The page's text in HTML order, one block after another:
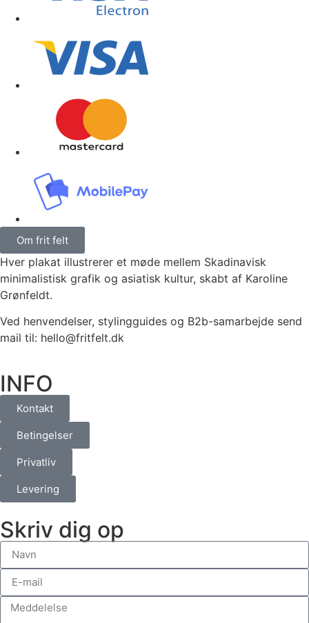
Om frit felt
Hver plakat illustrerer et møde mellem Skadinavisk
minimalistisk grafik og asiatisk kultur, skabt af Karoline
Grønfeldt.
Ved henvendelser, stylingguides og B2b-samarbejde send
mail til: hello@fritfelt.dk
INFO
Kontakt
Betingelser
Privatliv
Levering
Skriv dig op